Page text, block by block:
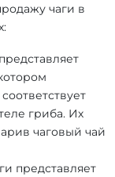
чаги в
гриба. Их
чаговый чай
представляет